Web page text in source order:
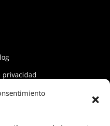
privacidad
cookies